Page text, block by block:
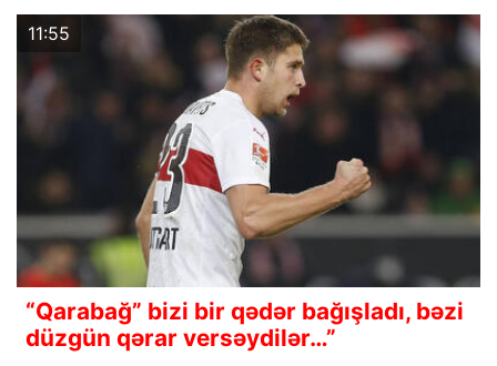
11:55
“Qarabağ” bizi bir qədər bağışladı, bəzi
düzgün qərar versəydilər…”